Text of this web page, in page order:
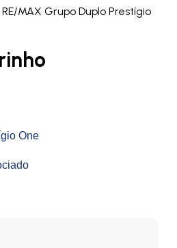
One